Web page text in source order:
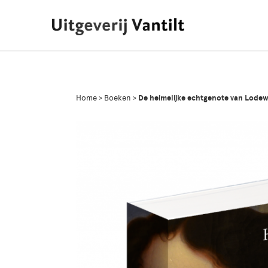
Home > Boeken > De heimelijke echtgenote van